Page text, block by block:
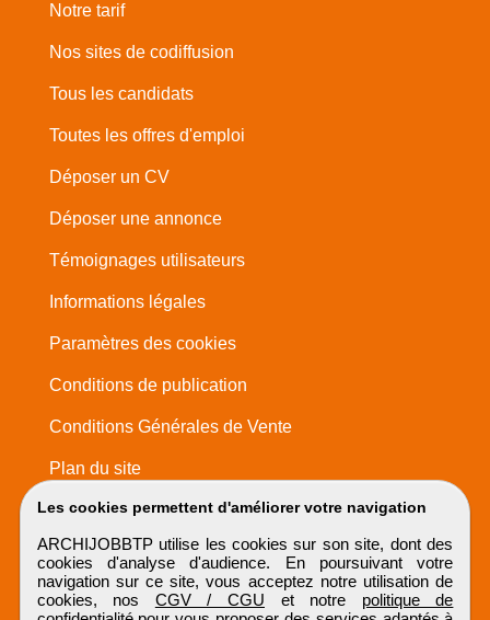
Les cookies permettent d'améliorer votre navigation
ARCHIJOBBTP utilise les cookies sur son site, dont des
cookies d'analyse d'audience. En poursuivant votre
navigation sur ce site, vous acceptez notre utilisation de
cookies, nos CGV / CGU et notre politique de
Notre tarif
Nos sites de codiffusion
Tous les candidats
Toutes les offres d'emploi
Déposer un CV
Déposer une annonce
Témoignages utilisateurs
Informations légales
Paramètres des cookies
Conditions de publication
Conditions Générales de Vente
Plan du site